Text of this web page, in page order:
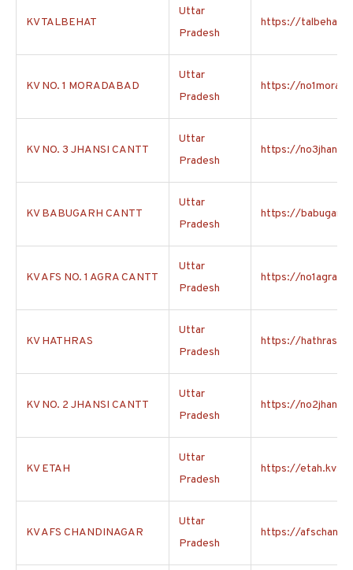
KV TALBEHAT
Uttar
Pradesh
https://
KV NO. 1 MORADABAD
Uttar
Pradesh
https://
KV NO. 3 JHANSI CANTT
Uttar
Pradesh
https://
KV BABUGARH CANTT
Uttar
Pradesh
https://
KV AFS NO. 1 AGRA CANTT
Uttar
Pradesh
https://
KV HATHRAS
Uttar
Pradesh
https://
KV NO. 2 JHANSI CANTT
Uttar
Pradesh
https://
KV ETAH
Uttar
Pradesh
https://
KV AFS CHANDINAGAR
Uttar
Pradesh
https://